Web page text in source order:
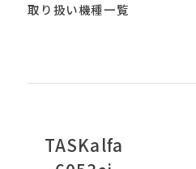
取り扱い機種一覧
TASKalfa